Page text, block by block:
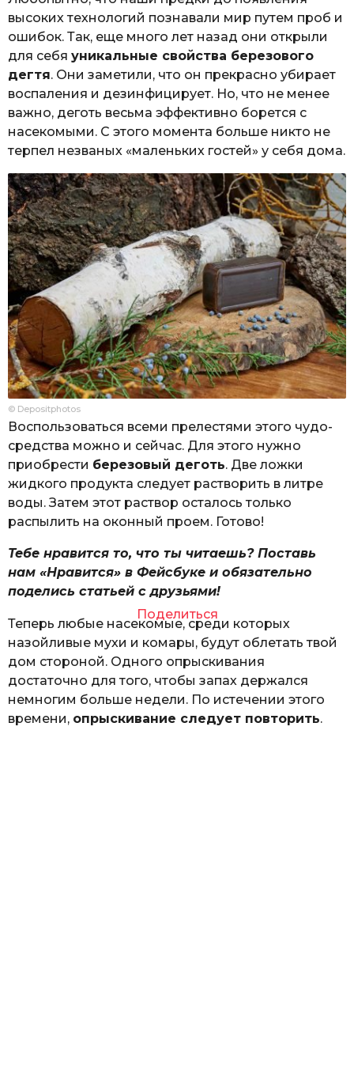
высоких технологий познавали мир путем проб и
ошибок. Так, еще много лет назад они открыли
для себя уникальные свойства березового
дегтя. Они заметили, что он прекрасно убирает
воспаления и дезинфицирует. Но, что не менее
важно, деготь весьма эффективно борется с
насекомыми. С этого момента больше никто не
терпел незваных «маленьких гостей» у себя дома.
© Depositphotos
Воспользоваться всеми прелестями этого чудо-
средства можно и сейчас. Для этого нужно
приобрести березовый деготь. Две ложки
жидкого продукта следует растворить в литре
воды. Затем этот раствор осталось только
распылить на оконный проем. Готово!
Тебе нравится то, что ты читаешь? Поставь
нам «Нравится» в Фейсбуке и обязательно
поделись статьей с друзьями!
Поделиться
Теперь любые насекомые, среди которых
назойливые мухи и комары, будут облетать твой
дом стороной. Одного опрыскивания
достаточно для того, чтобы запах держался
немногим больше недели. По истечении этого
времени, опрыскивание следует повторить.